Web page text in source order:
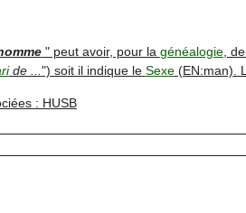
" peut avoir, pour la généalogie,
de ...") soit il indique le Sexe(EN:man).
: HUSB